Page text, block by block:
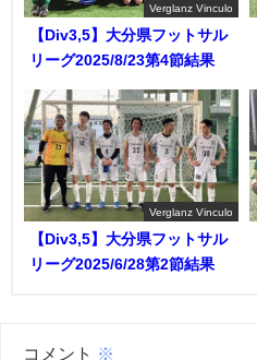
Verglanz Vinculo
【Div3,5】大分県フットサル
リーグ2025/8/23第4節結果
Verglanz Vinculo
【Div3,5】大分県フットサル
リーグ2025/6/28第2節結果
コメント ※